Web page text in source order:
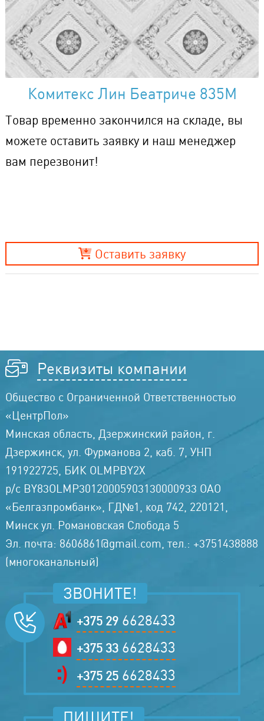
Комитекс Лин Беатриче 835М
Товар временно закончился на складе, вы
можете оставить заявку и наш менеджер
вам перезвонит!
Оставить заявку
Реквизиты компании
Общество с Ограниченной Ответственностью
«ЦентрПол»
Минская область, Дзержинский район, г.
Дзержинск, ул. Фурманова 2, каб. 7, УНП
191922725, БИК OLMPBY2X
р/с BY83OLMP30120005903130000933 ОАО
«Белгазпромбанк», ГД№1, код 742, 220121,
Минск ул. Романовская Слобода 5
Эл. почта: 8606861@gmail.com, тел.: +3751438888
(многоканальный)
ЗВОНИТЕ!
+375 296628433
+375 336628433
+375 256628433
ПИШИТЕ!